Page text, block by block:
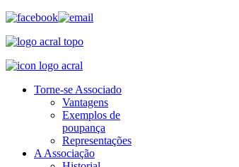
Torne-se Associado
Vantagens
Exemplos de
poupança
Representações
A Associação